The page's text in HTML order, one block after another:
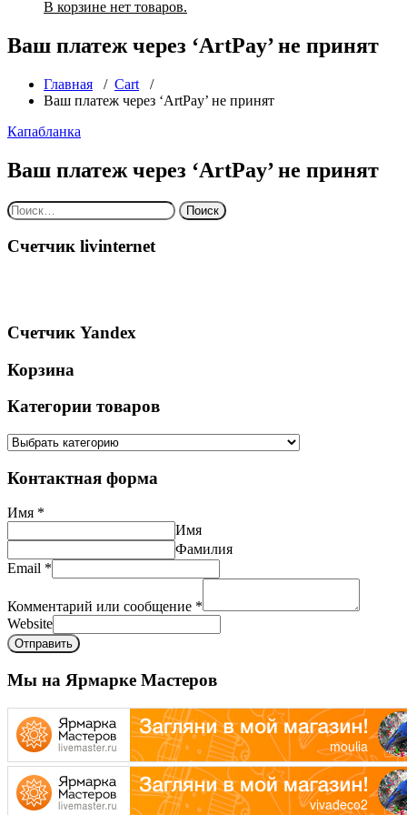
В корзине нет товаров.
Ваш платеж через ‘ArtPay’ не принят
Главная / Cart /
Ваш платеж через ‘ArtPay’ не принят
Капабланка
Ваш платеж через ‘ArtPay’ не принят
Найти:
Счетчик livinternet
Счетчик Yandex
Корзина
Категории товаров
Контактная форма
Имя *
Имя
Фамилия
Email *
Комментарий или сообщение *
Website
Отправить
Мы на Ярмарке Мастеров